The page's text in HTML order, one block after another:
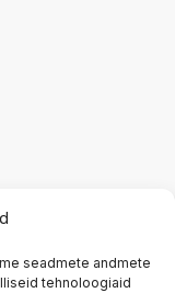
seadmete andmete
tehnoloogiaid